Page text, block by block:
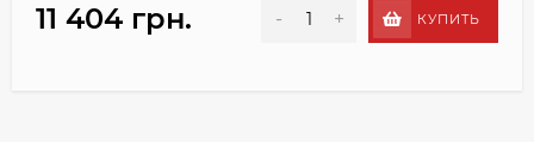
11 404 грн. - + КУПИТЬ